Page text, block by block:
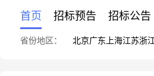
首页 招标预告 招标公告
省份地区： 北京广东 上海江苏浙